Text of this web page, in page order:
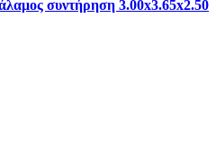
συντήρηση 3.00x3.65x2.50